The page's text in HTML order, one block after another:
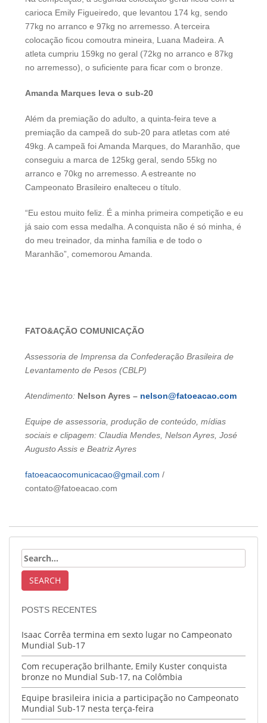
carioca Emily Figueiredo, que levantou 174 kg, sendo
77kg no arranco e 97kg no arremesso. A terceira
colocação ficou comoutra mineira, Luana Madeira. A
atleta cumpriu 159kg no geral (72kg no arranco e 87kg
no arremesso), o suficiente para ficar com o bronze.
Amanda Marques leva o sub-20
Além da premiação do adulto, a quinta-feira teve a
premiação da campeã do sub-20 para atletas com até
49kg. A campeã foi Amanda Marques, do Maranhão, que
conseguiu a marca de 125kg geral, sendo 55kg no
arranco e 70kg no arremesso. A estreante no
Campeonato Brasileiro enalteceu o título.
“Eu estou muito feliz. É a minha primeira competição e eu
já saio com essa medalha. A conquista não é só minha, é
do meu treinador, da minha família e de todo o
Maranhão”, comemorou Amanda.
FATO&AÇÃO COMUNICAÇÃO
Assessoria de Imprensa da Confederação Brasileira de
Levantamento de Pesos (CBLP)
Atendimento: Nelson Ayres – nelson@fatoeacao.com
Equipe de assessoria, produção de conteúdo, mídias
sociais e clipagem: Claudia Mendes, Nelson Ayres, José
Augusto Assis e Beatriz Ayres
fatoeacaocomunicacao@gmail.com /
contato@fatoeacao.com
POSTS RECENTES
Isaac Corrêa termina em sexto lugar no Campeonato
Mundial Sub-17
Com recuperação brilhante, Emily Kuster conquista
bronze no Mundial Sub-17, na Colômbia
Equipe brasileira inicia a participação no Campeonato
Mundial Sub-17 nesta terça-feira